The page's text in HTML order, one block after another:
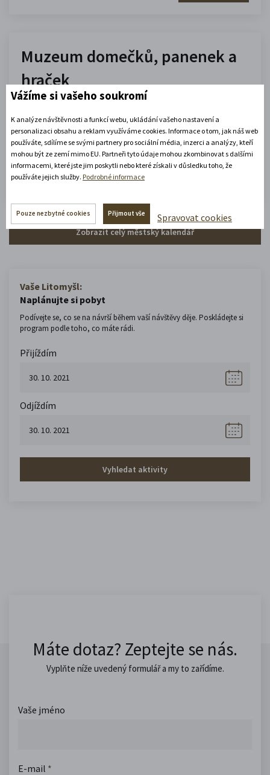
Muzeum domečků, panenek a
hraček
(platné od 1. 7. 2026 do 31. 8. 2026)
Zobrazit celou otevírací dobu
Zobrazit celý městský kalendář
Vaše Litomyšl:
Naplánujte si pobyt
Podívejte se, co se na návrší během vaší návštěvy děje. Poskládejte si
program podle toho, co máte rádi.
Přijíždím
Odjíždím
Vyhledat aktivity
Máte dotaz? Zeptejte se nás.
Vyplňte níže uvedený formulář a my to zařídíme.
Vaše jméno
E-mail *
Vážíme si vašeho soukromí
K analýze návštěvnosti a funkcí webu, ukládání vašeho nastavení a
personalizaci obsahu a reklam využíváme cookies. Informace o tom, jak náš web
používáte, sdílíme se svými partnery pro sociální média, inzerci a analýzy, kteří
mohou být ze zemí mimo EU. Partneři tyto údaje mohou zkombinovat s dalšími
informacemi, které jste jim poskytli nebo které získali v důsledku toho, že
používáte jejich služby. Podrobné informace
Pouze nezbytné cookies Přijmout vše Spravovat cookies